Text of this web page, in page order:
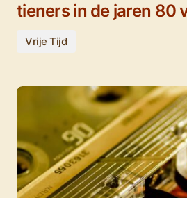
tieners in de jaren 80
Vrije Tijd